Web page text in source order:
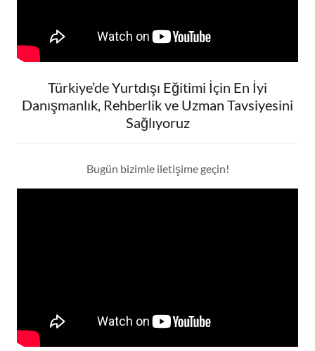
Türkiye’de Yurtdışı Eğitimi İçin En İyi
Danışmanlık, Rehberlik ve Uzman Tavsiyesini
Sağlıyoruz
Bugün bizimle iletişime geçin!